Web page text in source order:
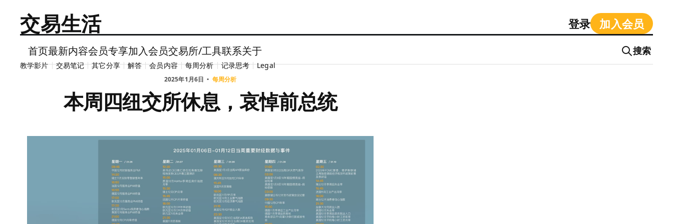
交易生活 登录 加入会员
首页最新内容会员专享加入会员交易所/工具联系关于 搜索
教学影片 交易笔记 其它分享 解答 会员内容 每周分析 记录思考 Legal
2025年1月6日 每周分析
本周四纽交所休息，哀悼前总统